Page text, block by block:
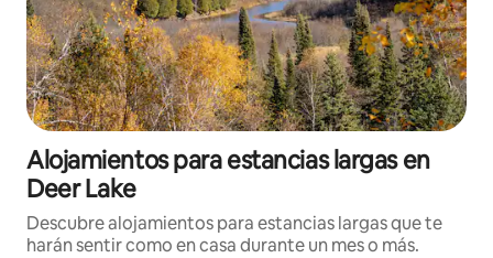
Alojamientos para estancias largas en
Deer Lake
Descubre alojamientos para estancias largas que te
harán sentir como en casa durante un mes o más.